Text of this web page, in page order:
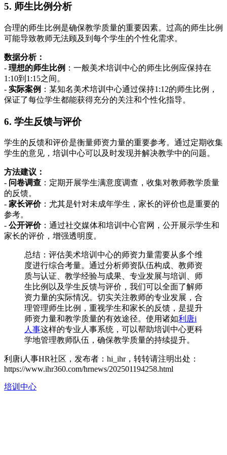
5. 师生比例分析
合理的师生比例是确保教学质量的重要因素。过高的师生比例
可能导致教师无法顾及到每个学生的个性化需求。
数据分析：
- 理想的师生比例 ：一般美术培训中心的师生比例应保持在
1:10到1:15之间。
- 实际案例 ：某知名美术培训中心通过保持1:12的师生比例，
保证了每位学生都能获得充分的关注和个性化指导。
6. 学生反馈与评价
学生的反馈和评价是衡量师资力量的重要参考。通过定期收集
学生的意见，培训中心可以及时发现并解决教学中的问题。
方法建议：
- 问卷调查 ：定期开展学生满意度调查，收集对教师教学质量
的反馈。
- 家长评价：尤其是针对未成年学生，家长的评价也是重要的
参考。
- 公开评价：通过社交媒体和培训中心官网，公开展示学生和
家长的评价，增强透明度。
总结：评估美术培训中心的师资力量需要从多个维
度进行综合考量。通过分析师资队伍构成、教师资
质与认证、教学经验与成果、专业发展与培训、师
生比例以及学生反馈与评价，我们可以全面了解师
资力量的实际情况。切实关注教师的专业发展，合
理管理师生比例，重视学生和家长的反馈，是提升
师资力量和教学质量的有效途径。使用诸如利唐i
人事这样的专业人事系统，可以帮助培训中心更科
学地管理教师队伍，确保教学质量的持续提升。
利唐i人事HR社区，发布者：hi_ihr，转转请注明出处：
https://www.ihr360.com/hrnews/202501194258.html
培训中心